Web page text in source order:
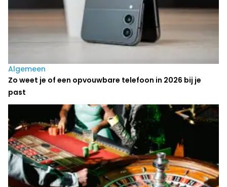
Algemeen
Zo weet je of een opvouwbare telefoon in 2026 bij je
past